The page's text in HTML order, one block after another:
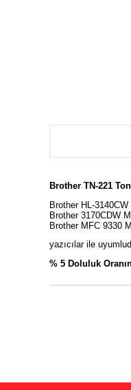
Brother TN-221
Brother HL-
Brother 3170CDW
Brother MFC 9330
yazıcılar ile
% 5 Doluluk